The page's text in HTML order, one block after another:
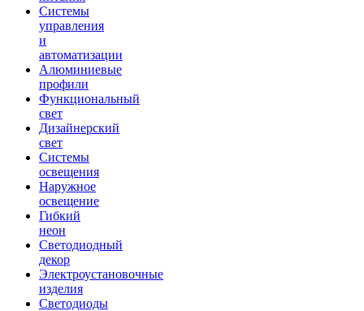
Системы
управления
и
автоматизации
Алюминиевые
профили
Функциональный
свет
Дизайнерский
свет
Системы
освещения
Наружное
освещение
Гибкий
неон
Светодиодный
декор
Электроустановочные
изделия
Светодиоды